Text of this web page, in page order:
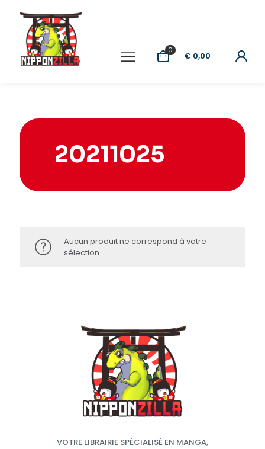
0
€ 0,00
20211025
Aucun produit ne correspond à votre
sélection.
VOTRE LIBRAIRIE SPÉCIALISÉ EN MANGA,